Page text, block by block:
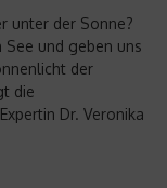
unter der Sonne?
und geben uns
der
die
Dr. Veronika